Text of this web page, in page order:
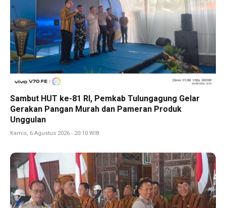
Sambut HUT ke-81 RI, Pemkab Tulungagung Gelar
Gerakan Pangan Murah dan Pameran Produk
Unggulan
Kamis, 6 Agustus 2026 - 20:10 WIB